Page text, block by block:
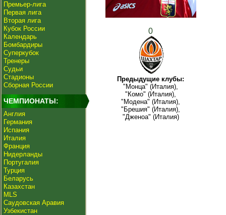
Премьер-лига
Первая лига
Вторая лига
Кубок России
Календарь
Бомбардиры
Суперкубок
Тренеры
Судьи
Стадионы
Сборная России
ЧЕМПИОНАТЫ:
Англия
Германия
Испания
Италия
Франция
Нидерланды
Португалия
Турция
Беларусь
Казахстан
MLS
Саудовская Аравия
Узбекистан
0
Предыдущие клубы:
"Монца" (Италия),
"Комо" (Италия),
"Модена" (Италия),
"Брешия" (Италия),
"Дженоа" (Италия)